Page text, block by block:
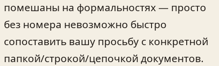
помешаны на формальностях — просто
без номера невозможно быстро
сопоставить вашу просьбу с конкретной
папкой/строкой/цепочкой документов.